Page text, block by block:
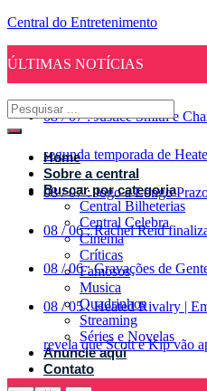
Central do Entretenimento
ÚLTIMAS NOTÍCIAS
08 / 07 : Justice Smith e
segunda temporada de
08 / 07 : Jogo a Longo
08 / 06 : Rachel Reid
08 / 06 : Gravações de
08 / 05 : Heated Rivalry |
revela que Scott e Kip vão
Home
Sobre a central
Buscar por categoria
Central Bilheterias
Central Celebra
Cinema
Críticas
Famosos
Musica
Quadrinhos
Streaming
Séries e Novelas
Anuncie aqui
Contato